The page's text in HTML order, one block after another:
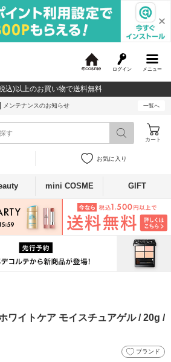
メニュー
ログイン
c
o
込)以上のお買い物で送料無料
メンテナンスのお知らせ 一覧へ
す
カート
お気に入り
mini COSME GIFT
ワイトケア モイスチュアゲル / 20g /
ブランド